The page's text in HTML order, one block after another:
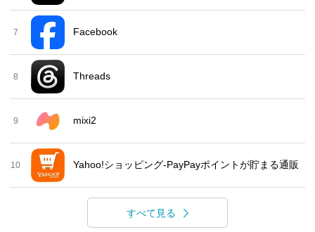
7 Facebook
8 Threads
9 mixi2
10 Yahoo!ショッピング-PayPayポイントが貯まる通販
すべて見る